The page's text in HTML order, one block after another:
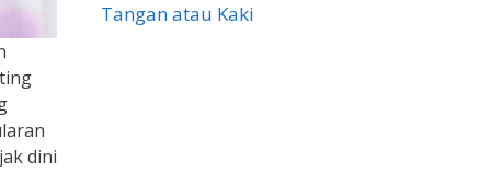
dini
Tangan atau Kaki